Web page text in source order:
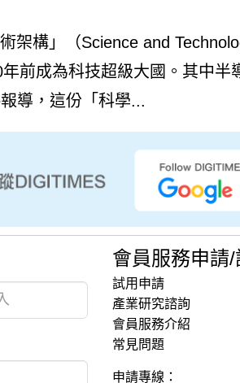
架構」（Science and
前成為科技超級大國。其中半
導，這份「科學...
會員服務申請/
試用申請
產業研究諮詢
會員服務介紹
常見問題
申請專線：